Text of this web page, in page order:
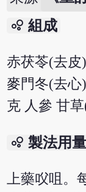
bubble_chart 組成
赤茯苓(去
麥門冬(去心
克 人參 甘
bubble_chart 製法用量
上藥㕮咀。